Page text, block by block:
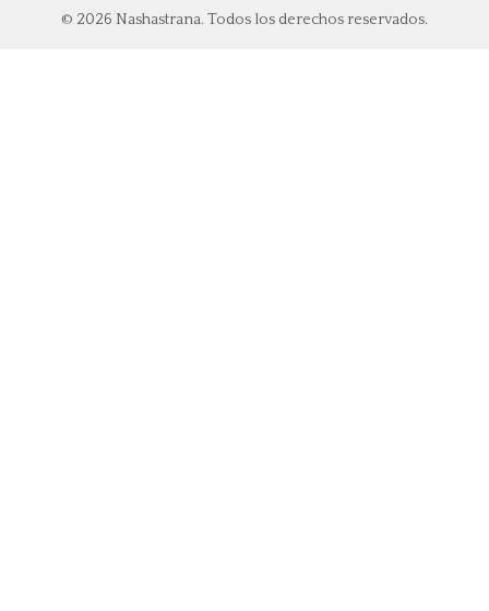
© 2026 Nashastrana. Todos los derechos reservados.